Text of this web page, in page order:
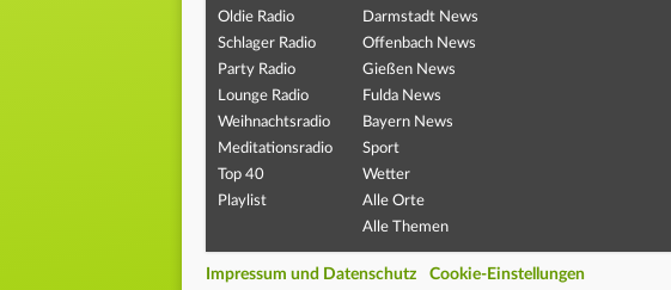
Oldie Radio
Schlager Radio
Party Radio
Lounge Radio
Weihnachtsradio
Meditationsradio
Top 40
Playlist
Darmstadt News
Offenbach News
Gießen News
Fulda News
Bayern News
Sport
Wetter
Alle Orte
Alle Themen
Impressum und Datenschutz Cookie-Einstellungen